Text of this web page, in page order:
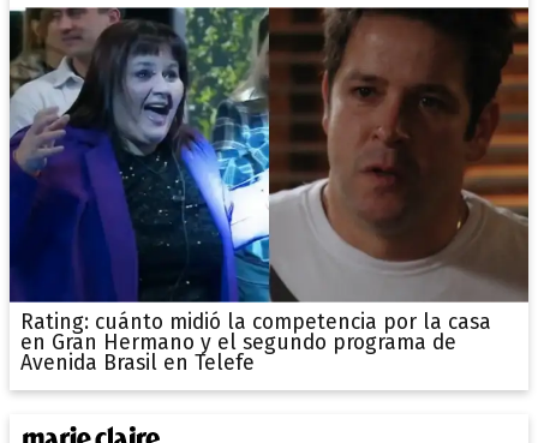
Rating: cuánto midió la competencia por la casa
en Gran Hermano y el segundo programa de
Avenida Brasil en Telefe